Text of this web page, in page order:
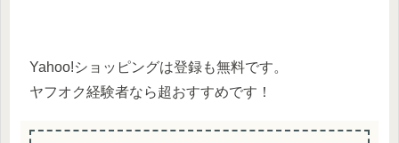
Yahoo!ショッピングは登録も無料です。
ヤフオク経験者なら超おすすめです！